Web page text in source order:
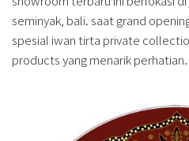
seminyak, bali. saat grand
spesial iwan tirta private
products yang menarik perhatian.